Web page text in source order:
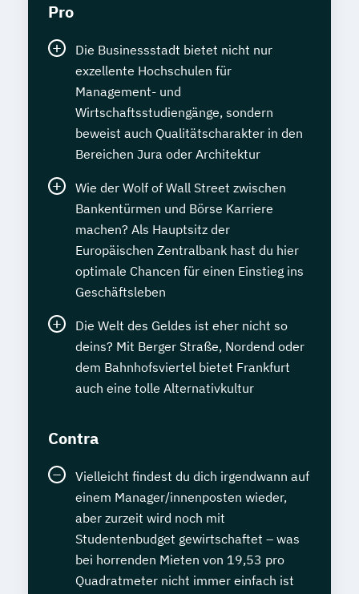
Pro
Die Businessstadt bietet nicht nur
exzellente Hochschulen für
Management- und
Wirtschaftsstudiengänge, sondern
beweist auch Qualitätscharakter in den
Bereichen Jura oder Architektur
Wie der Wolf of Wall Street zwischen
Bankentürmen und Börse Karriere
machen? Als Hauptsitz der
Europäischen Zentralbank hast du hier
optimale Chancen für einen Einstieg ins
Geschäftsleben
Die Welt des Geldes ist eher nicht so
deins? Mit Berger Straße, Nordend oder
dem Bahnhofsviertel bietet Frankfurt
auch eine tolle Alternativkultur
Contra
Vielleicht findest du dich irgendwann auf
einem Manager/innenposten wieder,
aber zurzeit wird noch mit
Studentenbudget gewirtschaftet – was
bei horrenden Mieten von 19,53 pro
Quadratmeter nicht immer einfach ist